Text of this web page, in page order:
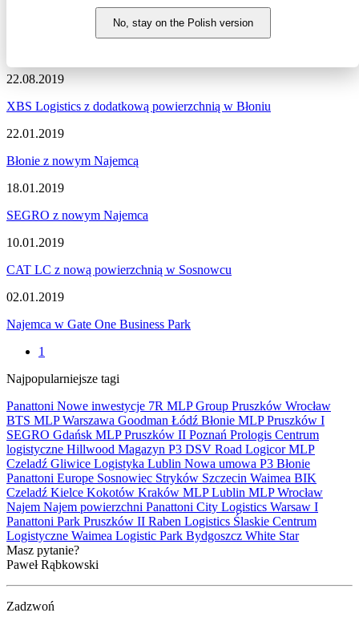
No, stay on the Polish version
Zapraszamy do zapoznania się z najnowszymi informacjami
dotyczącymi sytuacji na rynku komercyjnym, nowymi projektami
deweloperskimi, a także wydarzeniami i zmianami na naszym
22.08.2019
XBS Logistics z dodatkową powierzchnią w Błoniu
22.01.2019
Błonie z nowym Najemcą
18.01.2019
SEGRO z nowym Najemca
10.01.2019
CAT LC z nową powierzchnią w Sosnowcu
02.01.2019
Najemca w Gate One Business Park
1
Najpopularniejsze tagi
Panattoni Nowe inwestycje 7R MLP Group Pruszków Wrocław
BTS MLPWarszawa Goodman Łódź Błonie MLP Pruszków I
SEGRO Gdańsk MLP Pruszków II Poznań Prologis Centrum
logistyczne Hillwood Magazyn P3 DSV Road LogicorMLP
Czeladź Gliwice Logistyka Lublin Nowa umowa P3 Błonie
Panattoni Europe Sosnowiec Stryków Szczecin Waimea BIK
Czeladź Kielce Kokotów Kraków MLP Lublin MLP Wrocław
Najem Najem powierzchni Panattoni City Logistics Warsaw I
Panattoni Park Pruszków II Raben Logistics Ślaskie Centrum
Logistyczne Waimea Logistic Park Bydgoszcz White Star
Masz pytanie?
Paweł Rąbkowski
Zadzwoń